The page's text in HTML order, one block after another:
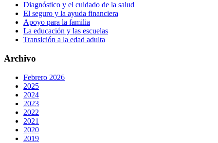
Diagnóstico y el cuidado de la salud
El seguro y la ayuda financiera
Apoyo para la familia
La educación y las escuelas
Transición a la edad adulta
Archivo
Febrero 2026
2025
2024
2023
2022
2021
2020
2019